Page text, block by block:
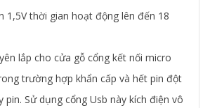
1,5V thời gian hoạt động lên đến 18
lắp cho cửa gỗ cổng kết nối micro
trường hợp khẩn cấp và hết pin đột
pin. Sử dụng cổng Usb này kích điện vô